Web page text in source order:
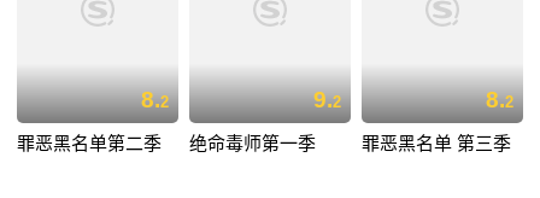
8.2
罪恶黑名单第二季
9.2
绝命毒师第一季
8.2
罪恶黑名单 第三季